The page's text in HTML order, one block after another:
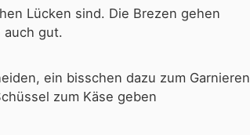
Lücken sind. Die Brezen gehen
auch gut.
ein bisschen dazu zum Garnieren
zum Käse geben